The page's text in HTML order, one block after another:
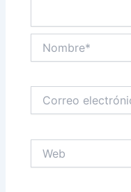
electrónico*